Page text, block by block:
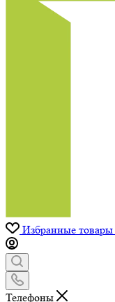
Избранные товары
Телефоны